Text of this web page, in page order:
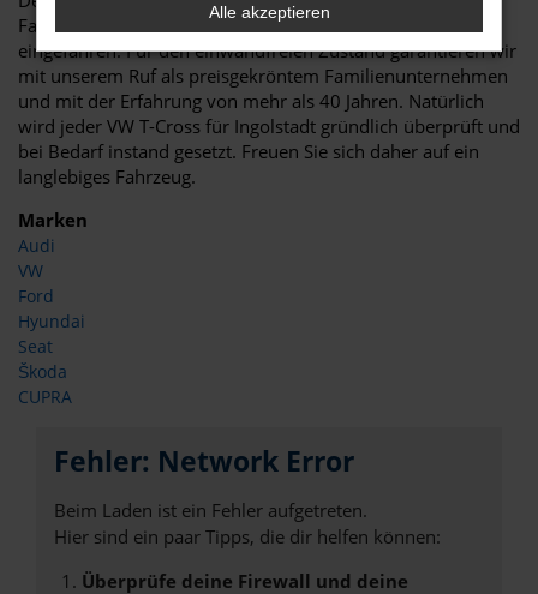
Fahrzeug ist bereits im besten Sinne des Wortes
eingefahren. Für den einwandfreien Zustand garantieren wir
mit unserem Ruf als preisgekröntem Familienunternehmen
und mit der Erfahrung von mehr als 40 Jahren. Natürlich
wird jeder VW T-Cross für Ingolstadt gründlich überprüft und
bei Bedarf instand gesetzt. Freuen Sie sich daher auf ein
langlebiges Fahrzeug.
Marken
Audi
VW
Ford
Hyundai
Seat
Škoda
CUPRA
Fehler: Network Error
Beim Laden ist ein Fehler aufgetreten.
Hier sind ein paar Tipps, die dir helfen können:
Überprüfe deine Firewall und deine
Alle akzeptieren